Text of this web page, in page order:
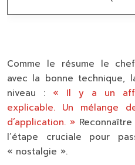
Comme le résume le
avec la bonne technique,
niveau : « Il y a un
explicable. Un mélange
d’application. »
l’étape cruciale pour
« nostalgie ».